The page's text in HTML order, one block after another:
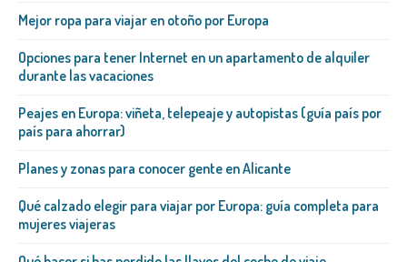
Mejor ropa para viajar en otoño por Europa
Opciones para tener Internet en un apartamento de alquiler
durante las vacaciones
Peajes en Europa: viñeta, telepeaje y autopistas (guía país por
país para ahorrar)
Planes y zonas para conocer gente en Alicante
Qué calzado elegir para viajar por Europa: guía completa para
mujeres viajeras